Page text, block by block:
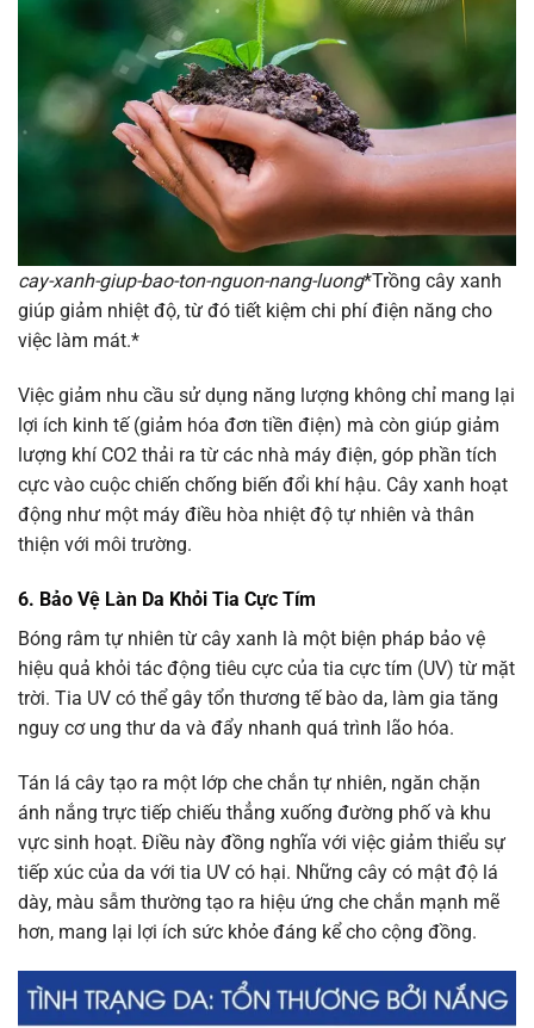
cay-xanh-giup-bao-ton-nguon-nang-luong*Trồng cây xanh
giúp giảm nhiệt độ, từ đó tiết kiệm chi phí điện năng cho
việc làm mát.*
Việc giảm nhu cầu sử dụng năng lượng không chỉ mang lại
lợi ích kinh tế (giảm hóa đơn tiền điện) mà còn giúp giảm
lượng khí CO2 thải ra từ các nhà máy điện, góp phần tích
cực vào cuộc chiến chống biến đổi khí hậu. Cây xanh hoạt
động như một máy điều hòa nhiệt độ tự nhiên và thân
thiện với môi trường.
6. Bảo Vệ Làn Da Khỏi Tia Cực Tím
Bóng râm tự nhiên từ cây xanh là một biện pháp bảo vệ
hiệu quả khỏi tác động tiêu cực của tia cực tím (UV) từ mặt
trời. Tia UV có thể gây tổn thương tế bào da, làm gia tăng
nguy cơ ung thư da và đẩy nhanh quá trình lão hóa.
Tán lá cây tạo ra một lớp che chắn tự nhiên, ngăn chặn
ánh nắng trực tiếp chiếu thẳng xuống đường phố và khu
vực sinh hoạt. Điều này đồng nghĩa với việc giảm thiểu sự
tiếp xúc của da với tia UV có hại. Những cây có mật độ lá
dày, màu sẫm thường tạo ra hiệu ứng che chắn mạnh mẽ
hơn, mang lại lợi ích sức khỏe đáng kể cho cộng đồng.